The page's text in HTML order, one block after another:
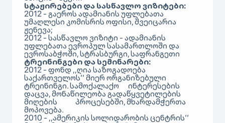
სტაჟირებები და სასწავლო ვიზიტები:
2012 - გაეროს ადამიანის უფლებათა
უმაღლესი კომისრის ოფისი, შვეიცარია
ჟენევა;
2012 - სასწავლო ვიზიტი - ადამიანის
უფლებათა ევროპულ სასამართლოში და
ევროსაბჭოში, სტრასბურგი, საფრანგეთი
ტრეინინგები და სემინარები:
2012 - ფონდ ,,ღია საზოგადოება
საქართველოს’’ მიერ ორგანიზებული
ტრეინინგი. სამოქალაქო ინტერესების
დაცვა, მონაწილეობა გადაწყვეტილების
მიღების პროცესებში, მხარდამჭერთა
მოპოვება.
2010 - ,,ამერიკის სოლიდარობის ცენტრის’’